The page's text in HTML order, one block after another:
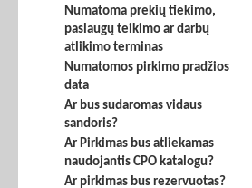
Numatoma prekių tiekimo,
paslaugų teikimo ar darbų
atlikimo terminas
Numatomos pirkimo pradžios
data
Ar bus sudaromas vidaus
sandoris?
Ar Pirkimas bus atliekamas
naudojantis CPO katalogu?
Ar pirkimas bus rezervuotas?